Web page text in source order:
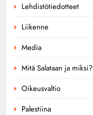
Lehdistötiedotteet
Liikenne
Media
Mitä Salataan ja miksi?
Oikeusvaltio
Palestiina